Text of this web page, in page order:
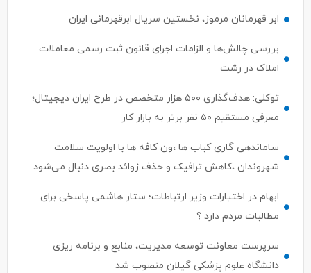
ابر قهرمانان مرموز، نخستین سریال ابرقهرمانی ایران
بررسی چالش‌ها و الزامات اجرای قانون ثبت رسمی معاملات
املاک در رشت
توکلی: هدف‌گذاری ۵۰۰ هزار متخصص در طرح ایران دیجیتال؛
معرفی مستقیم ۵۰ نفر برتر به بازار کار
ساماندهی گاری کباب ها ،ون کافه ها با اولویت سلامت
شهروندان ،کاهش ترافیک و حذف زوائد بصری دنبال می‌شود
ابهام در اختیارات وزیر ارتباطات؛ ستار هاشمی پاسخی برای
مطالبات مردم دارد ؟
سرپرست معاونت توسعه مدیریت، منابع و برنامه ریزی
دانشگاه علوم پزشکی گیلان منصوب شد